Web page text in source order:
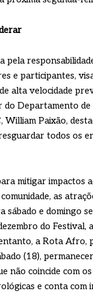
pela
e participantes,
alta velocidade
do Departamento de
William Paixão,
todos os
mitigar impactos
as
sábado e domingo
do Festival,
a Rota Afro,
(18),
não coincide com
e conta com